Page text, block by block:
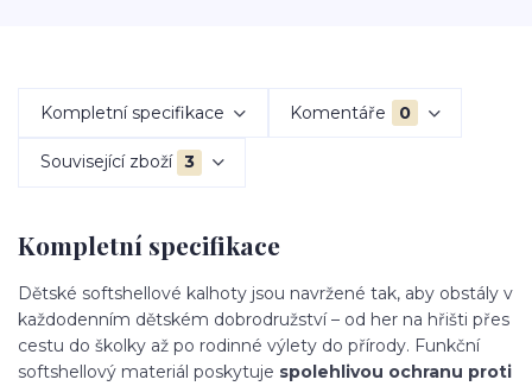
Kompletní specifikace Komentáře 0
Související zboží 3
Kompletní specifikace
Dětské softshellové kalhoty jsou navržené tak, aby obstály v
každodenním dětském dobrodružství – od her na hřišti přes
cestu do školky až po rodinné výlety do přírody. Funkční
softshellový materiál poskytuje spolehlivou ochranu proti